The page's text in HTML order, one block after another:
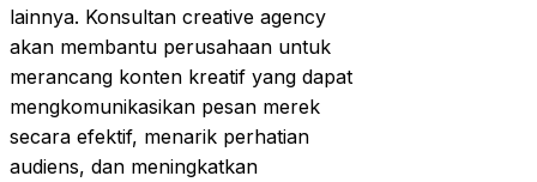
lainnya. Konsultan creative agency
akan membantu perusahaan untuk
merancang konten kreatif yang dapat
mengkomunikasikan pesan merek
secara efektif, menarik perhatian
audiens, dan meningkatkan